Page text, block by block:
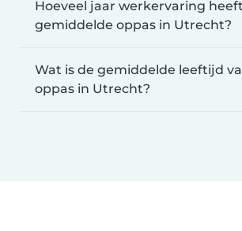
Hoeveel jaar werkervaring
gemiddelde oppas in Utrecht?
Wat is de gemiddelde leeftijd
oppas in Utrecht?